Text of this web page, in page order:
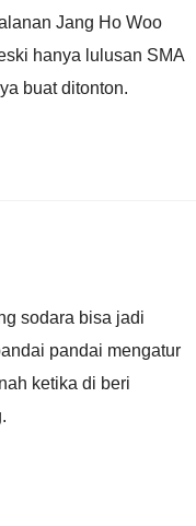
Jang Ho Woo
hanya lulusan SMA
buat ditonton.
sodara bisa jadi
pandai mengatur
ketika di beri